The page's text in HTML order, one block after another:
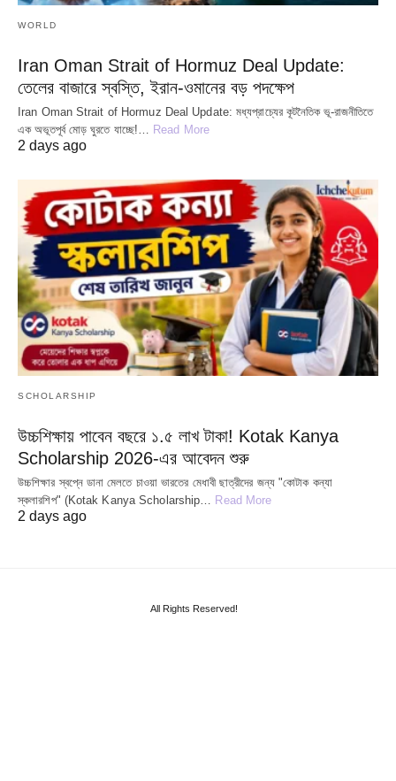
WORLD
Iran Oman Strait of Hormuz Deal Update:
তেলের বাজারে স্বস্তি, ইরান-ওমানের বড় পদক্ষেপ
Iran Oman Strait of Hormuz Deal Update: মধ্যপ্রাচ্যের কূটনৈতিক ভূ-রাজনীতিতে
এক অভূতপূর্ব মোড় ঘুরতে যাচ্ছে!…
Read More
2 days ago
SCHOLARSHIP
উচ্চশিক্ষায় পাবেন বছরে ১.৫ লাখ টাকা! Kotak Kanya
Scholarship 2026-এর আবেদন শুরু
উচ্চশিক্ষার স্বপ্নে ডানা মেলতে চাওয়া ভারতের মেধাবী ছাত্রীদের জন্য "কোটাক কন্যা
স্কলারশিপ" (Kotak Kanya Scholarship… Read More
2 days ago
All Rights Reserved!